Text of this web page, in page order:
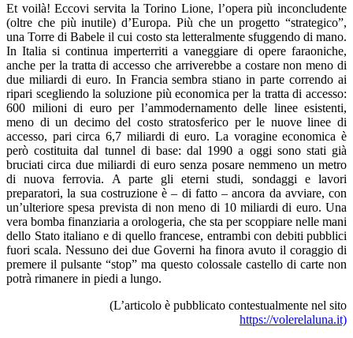
Et voilà! Eccovi servita la Torino Lione, l’opera più inconcludente
(oltre che più inutile) d’Europa. Più che un progetto “strategico”,
una Torre di Babele il cui costo sta letteralmente sfuggendo di mano.
In Italia si continua imperterriti a vaneggiare di opere faraoniche,
anche per la tratta di accesso che arriverebbe a costare non meno di
due miliardi di euro. In Francia sembra stiano in parte correndo ai
ripari scegliendo la soluzione più economica per la tratta di accesso:
600 milioni di euro per l’ammodernamento delle linee esistenti,
meno di un decimo del costo stratosferico per le nuove linee di
accesso, pari circa 6,7 miliardi di euro. La voragine economica è
però costituita dal tunnel di base: dal 1990 a oggi sono stati già
bruciati circa due miliardi di euro senza posare nemmeno un metro
di nuova ferrovia. A parte gli eterni studi, sondaggi e lavori
preparatori, la sua costruzione è – di fatto – ancora da avviare, con
un’ulteriore spesa prevista di non meno di 10 miliardi di euro. Una
vera bomba finanziaria a orologeria, che sta per scoppiare nelle mani
dello Stato italiano e di quello francese, entrambi con debiti pubblici
fuori scala. Nessuno dei due Governi ha finora avuto il coraggio di
premere il pulsante “stop” ma questo colossale castello di carte non
potrà rimanere in piedi a lungo.
(L’articolo è pubblicato contestualmente nel sito
https://volerelaluna.it)